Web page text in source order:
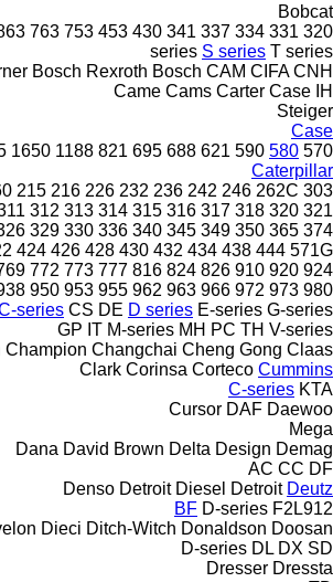
Bobcat
320
331
334
337
341
430
453
753
763
series S series T series
Bosch Rexroth Bosch CAM CIFA CNH
Came Cams Carter Case IH
Steiger
Case
570
580
590
621
688
695
821
1188
1650
Caterpillar
215 216 226 232 236 242 246 262C 303
312 313 314 315 316 317 318 320 321
329 330 336 340 345 349 350 365 374
424 426 428 430 432 434 438 444 571G
772 773 777 816 824 826 910 920 924
950 953 955 962 963 966 972 973 980
series CS DE D series E-series G-series
GP IT M-series MH PC TH V-series
Champion Changchai Cheng Gong Claas
Clark Corinsa Corteco Cummins
C-series KTA
Cursor DAF Daewoo
Mega
Dana David Brown Delta Design Demag
AC CC DF
Denso Detroit Diesel Detroit Deutz
BF D-series F2L912
Dieci Ditch-Witch Donaldson Doosan
D-series DL DX SD
Dresser Dressta